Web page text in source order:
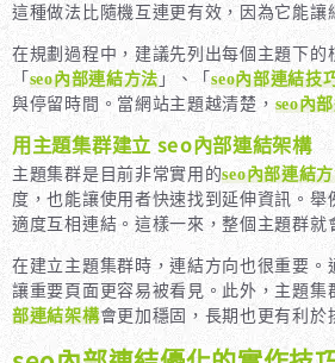
這種做法比隨機互連更有效，因為它能讓
在規劃過程中，建議先列出每個主題下
「 seo內部連結方法 」、「seo內部連結技
與停留時間。當網站主題越清楚， seo內
用主題集群建立 seo內部連結架構
主題集群是目前非常實用的seo內部連結
度，也能讓使用者快速找到延伸資訊。
適度互相連結。這樣一來，整個主題群就
在建立主題集群時，連結方向也很重要
讓重要頁面更容易被看見。此外，主題
部連結架構會更加穩固，長期也更有利於